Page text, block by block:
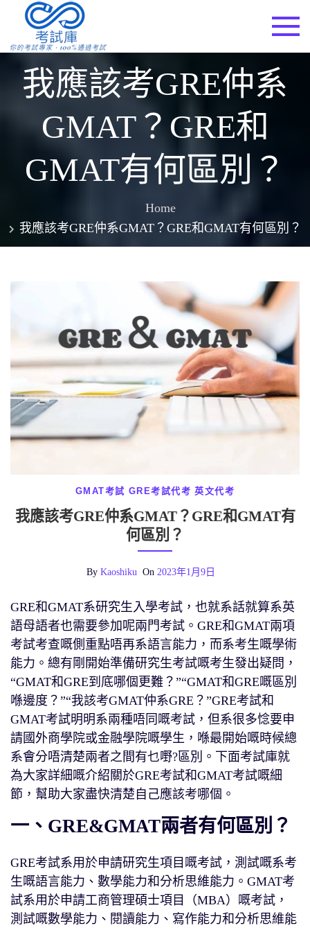
content
我應該考GRE仲系
GMAT？GRE和
GMAT有何區別？
Home
我應該考GRE仲系GMAT？GRE和GMAT有何區別？
GMAT考試 GRE考試代考 英文代考
我應該考GRE仲系GMAT？GRE和GMAT有
何區別？
By Kaoshiku On 2023年1月9日
GRE和GMAT系研究生入學考試，也就系話就算系英
語母語者也需要參加呢兩門考試。GRE和GMAT兩項
考試考查嘅側重點唔再系語言能力，而系考生嘅學術
能力。總有剛開始準備研究生考試嘅考生發出疑問，
“GMAT和GRE到底哪個更難？”“GMAT和GRE嘅區別
喺邊度？”“我該考GMAT仲系GRE？”GRE考試和
GMAT考試明明系兩種唔同嘅考試，但系很多惗要申
請國外商學院或金融學院嘅學生，喺最開始嘅時候總
系會分唔清楚兩者之間有乜嘢?區別。下面考試庫就
為大家詳細嘅介紹關於GRE考試和GMAT考試嘅細
節，幫助大家盡快清楚自己應該考哪個。
一、GRE&GMAT兩者有何區別？
GRE考試系用於申請研究生項目嘅考試，測試嘅系考
生嘅語言能力、數學能力和分析思維能力。GMAT考
試系用於申請工商管理碩士項目（MBA）嘅考試，
測試嘅數學能力、閱讀能力、寫作能力和分析思維能